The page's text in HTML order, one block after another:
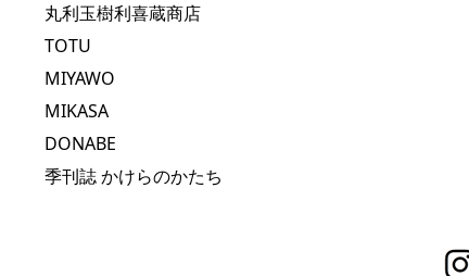
丸利玉樹利喜蔵商店
TOTU
MIYAWO
MIKASA
DONABE
季刊誌 かけらのかたち